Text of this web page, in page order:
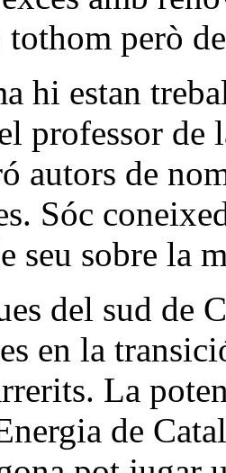
però
hi estan
professor de
autors de
Sóc
seu sobre la
del sud de
en la
La
de